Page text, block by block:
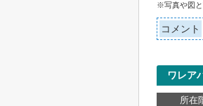
※写真や図と
コメント
ワレア
所在